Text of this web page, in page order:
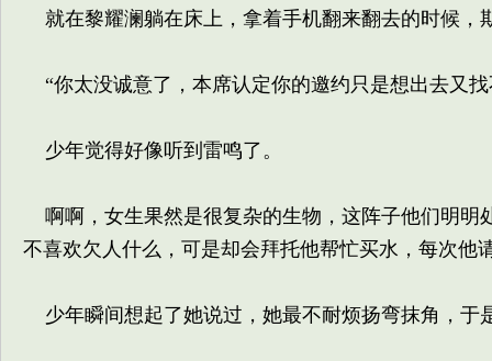
就在黎耀澜躺在床上，拿着手机翻来翻去的时候，
“你太没诚意了，本席认定你的邀约只是想出去又
少年觉得好像听到雷鸣了。
啊啊，女生果然是很复杂的生物，这阵子他们明明
不喜欢欠人什么，可是却会拜托他帮忙买水，每次他
少年瞬间想起了她说过，她最不耐烦扬弯抹角，于